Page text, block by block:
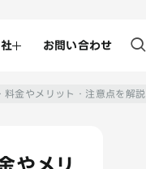
お問い合わせ
料金やメリット・注意点を解説